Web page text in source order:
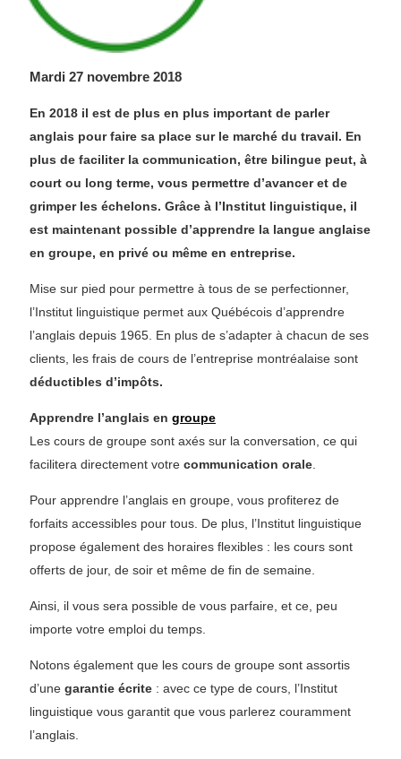
Mardi 27 novembre 2018
En 2018 il est de plus en plus important de parler
anglais pour faire sa place sur le marché du travail. En
plus de faciliter la communication, être bilingue peut, à
court ou long terme, vous permettre d’avancer et de
grimper les échelons. Grâce à l’Institut linguistique, il
est maintenant possible d’apprendre la langue anglaise
en groupe, en privé ou même en entreprise.
Mise sur pied pour permettre à tous de se perfectionner,
l’Institut linguistique permet aux Québécois d’apprendre
l’anglais depuis 1965. En plus de s’adapter à chacun de ses
clients, les frais de cours de l’entreprise montréalaise sont
déductibles d’impôts.
Apprendre l’anglais en groupe
Les cours de groupe sont axés sur la conversation, ce qui
facilitera directement votre communication orale
Pour apprendre l’anglais en groupe, vous profiterez de
forfaits accessibles pour tous. De plus, l’Institut linguistique
propose également des horaires flexibles : les cours sont
offerts de jour, de soir et même de fin de semaine.
Ainsi, il vous sera possible de vous parfaire, et ce, peu
importe votre emploi du temps.
Notons également que les cours de groupe sont assortis
d’une garantie écrite : avec ce type de cours, l’Institut
linguistique vous garantit que vous parlerez couramment
l’anglais.